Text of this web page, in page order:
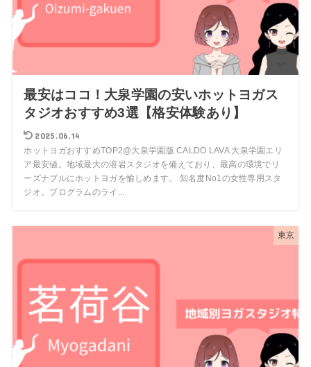
最安はココ！大泉学園の安いホットヨガス
タジオおすすめ3選【格安体験あり】
2025.06.14
ホットヨガおすすめTOP2@大泉学園版 CALDO LAVA 大泉学園エリ
ア最安値。地域最大の溶岩スタジオを備えており、最高の環境でリ
ーズナブルにホットヨガを愉しめます。 知名度No1の女性専用スタ
ジオ。プログラムのライ...
東京